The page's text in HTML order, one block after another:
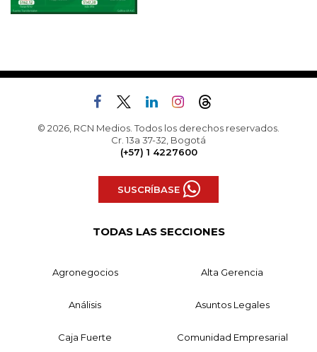
© 2026, RCN Medios. Todos los derechos reservados.
Cr. 13a 37-32, Bogotá
(+57) 1 4227600
SUSCRÍBASE
TODAS LAS SECCIONES
Agronegocios Alta Gerencia
Análisis Asuntos Legales
Caja Fuerte Comunidad Empresarial